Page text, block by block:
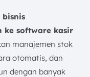
Anda
Sistem
Pemeliharaan
bisnis
ke software kasir
manajemen stok
otomatis, dan
dengan banyak